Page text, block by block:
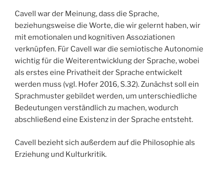
Cavell war der Meinung, dass die Sprache,
beziehungsweise die Worte, die wir gelernt haben, wir
mit emotionalen und kognitiven Assoziationen
verknüpfen. Für Cavell war die semiotische Autonomie
wichtig für die Weiterentwicklung der Sprache, wobei
als erstes eine Privatheit der Sprache entwickelt
werden muss (vgl. Hofer 2016, S.32). Zunächst soll ein
Sprachmuster gebildet werden, um unterschiedliche
Bedeutungen verständlich zu machen, wodurch
abschließend eine Existenz in der Sprache entsteht.
Cavell bezieht sich außerdem auf die Philosophie als
Erziehung und Kulturkritik.